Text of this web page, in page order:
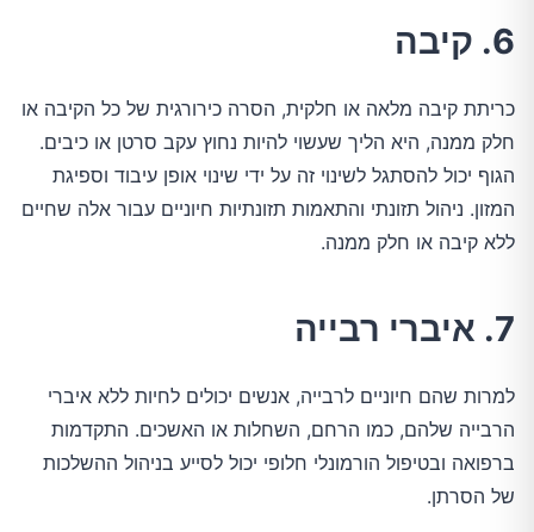
6. קיבה
כריתת קיבה מלאה או חלקית, הסרה כירורגית של כל הקיבה או
חלק ממנה, היא הליך שעשוי להיות נחוץ עקב סרטן או כיבים.
הגוף יכול להסתגל לשינוי זה על ידי שינוי אופן עיבוד וספיגת
המזון. ניהול תזונתי והתאמות תזונתיות חיוניים עבור אלה שחיים
ללא קיבה או חלק ממנה.
7. איברי רבייה
למרות שהם חיוניים לרבייה, אנשים יכולים לחיות ללא איברי
הרבייה שלהם, כמו הרחם, השחלות או האשכים. התקדמות
ברפואה ובטיפול הורמונלי חלופי יכול לסייע בניהול ההשלכות
של הסרתן.